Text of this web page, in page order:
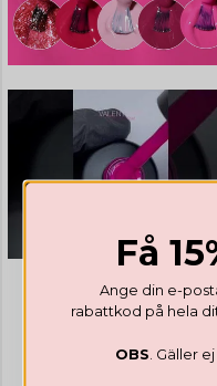
Valentines Collection
Få
Ange din e-
rabattkod på hela
OBS . Gäller